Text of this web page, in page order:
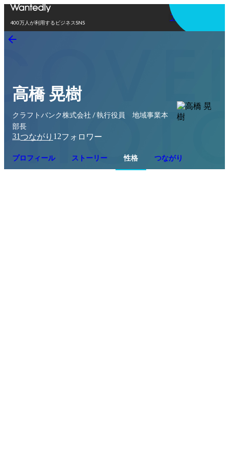
400万人が利用するビジネスSNS
アプリを使う
高橋 晃樹
クラフトバンク株式会社 / 執行役員 地域事業本
部長
31つながり 12フォロワー
プロフィール ストーリー 性格 つながり